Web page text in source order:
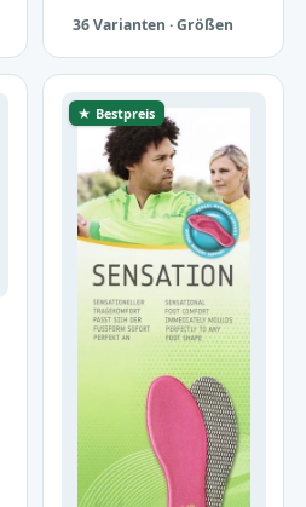
36 Varianten · Größen
★ Bestpreis